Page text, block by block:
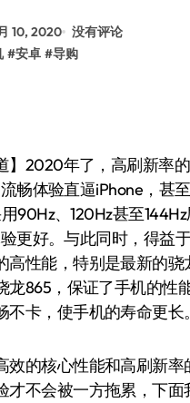
10, 2020 没有评论
#安卓 #导购
2020年了，高刷新率
畅体验直逼iPhone，甚
90Hz、120Hz甚至
更好。与此同时，得益
高性能，特别是最新的骁
龙865，保证了手机的性
卡，使手机的寿命更长。
的核心性能和高刷新率
才不会被一方拖累，下面